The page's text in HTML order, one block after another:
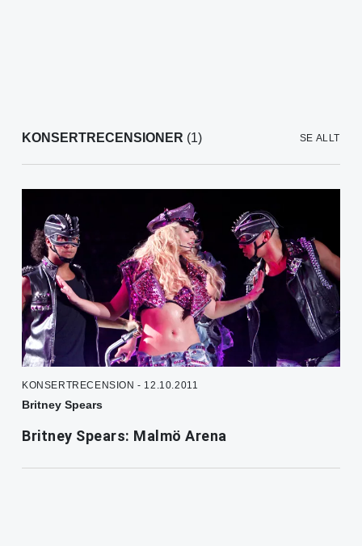
KONSERTRECENSIONER (1) SE ALLT
KONSERTRECENSION - 12.10.2011
Britney Spears
Britney Spears: Malmö Arena